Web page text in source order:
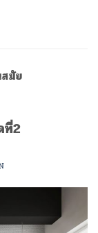
มัย
ที่2